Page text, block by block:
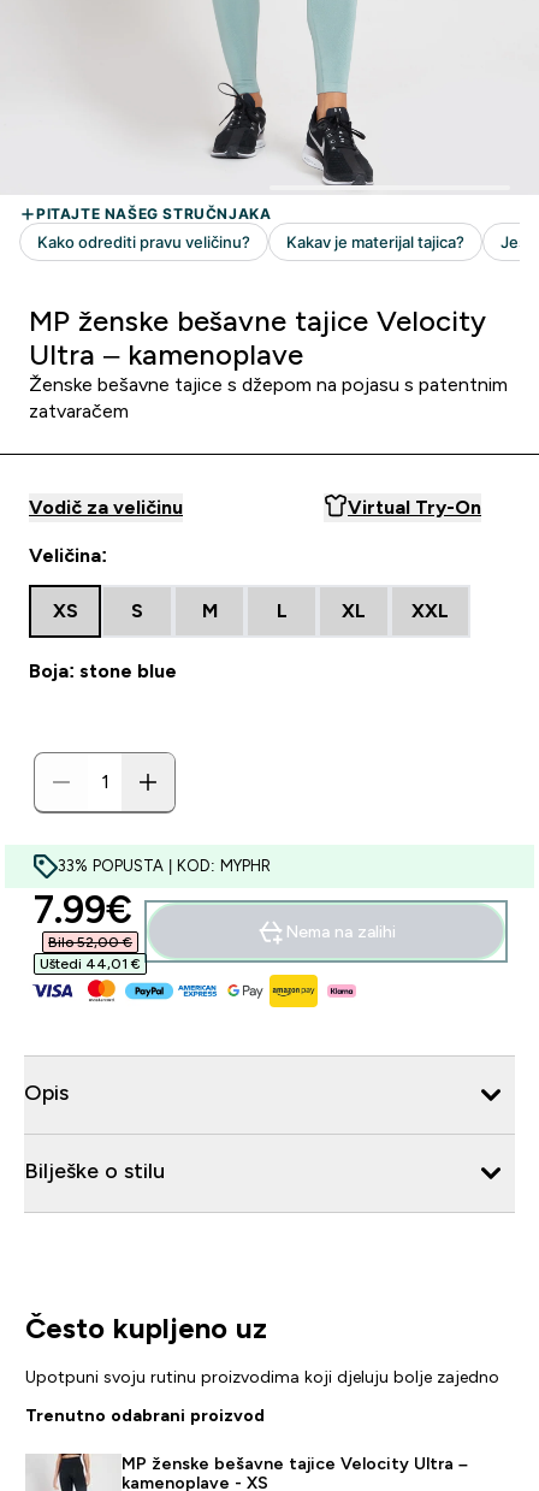
MP ženske bešavne tajice Velocity
Ultra – kamenoplave
Ženske bešavne tajice s džepom na pojasu s patentnim
zatvaračem
Vodič za veličinu Virtual Try-On
Veličina:
XS S M L XL XXL
Boja: stone blue
33% POPUSTA | KOD: MYPHR
discounted price
7.99€‎
Bilo 52,00 €‎
Uštedi 44,01 €‎
Nema na zalihi
Opis
Bilješke o stilu
Često kupljeno uz
Upotpuni svoju rutinu proizvodima koji djeluju bolje zajedno
Trenutno odabrani proizvod
MP ženske bešavne tajice Velocity Ultra –
kamenoplave - XS